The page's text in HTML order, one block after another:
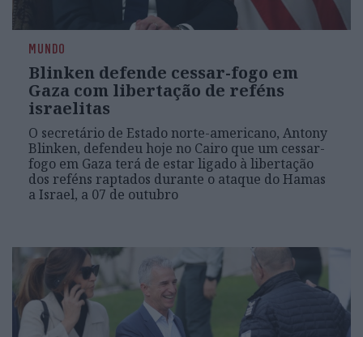
MUNDO
Blinken defende cessar-fogo em
Gaza com libertação de reféns
israelitas
O secretário de Estado norte-americano, Antony
Blinken, defendeu hoje no Cairo que um cessar-
fogo em Gaza terá de estar ligado à libertação
dos reféns raptados durante o ataque do Hamas
a Israel, a 07 de outubro